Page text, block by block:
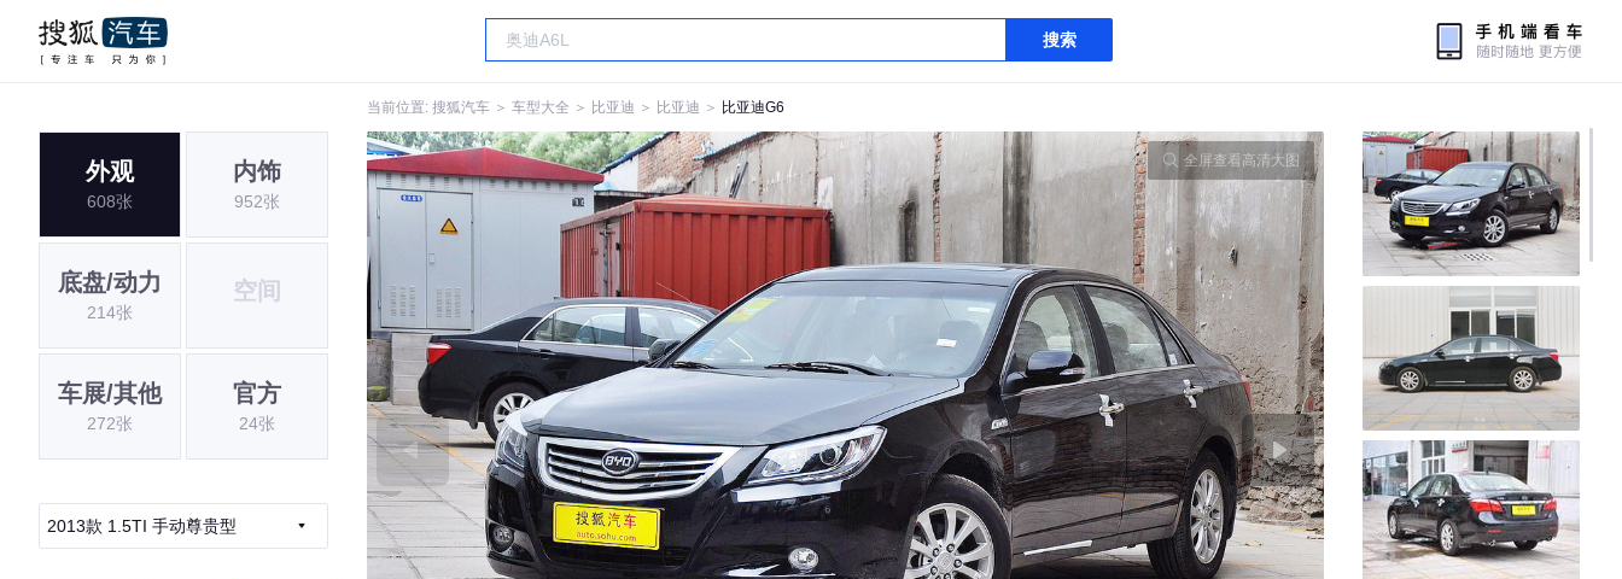
搜索
当前位置: 搜狐汽车 ＞ 车型大全 ＞ 比亚迪 ＞ 比亚迪 ＞ 比亚迪G6
外观
608张
内饰
952张
底盘/动力
214张
空间
车展/其他
272张
官方
24张
2013款 1.5TI 手动尊贵型
全屏查看高清大图